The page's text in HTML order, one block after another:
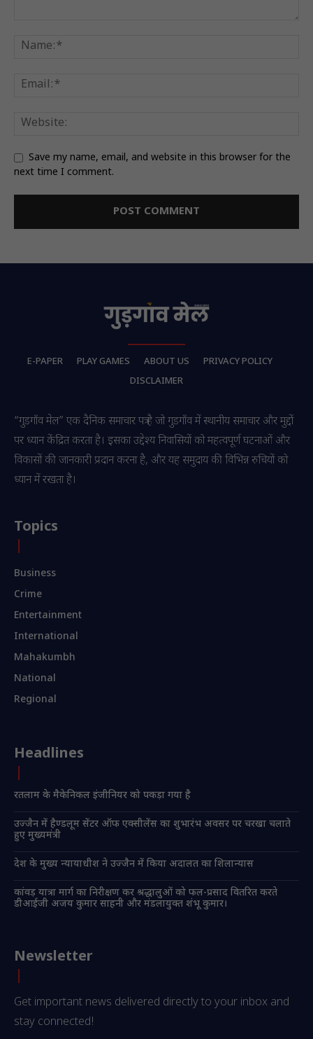
Save my name, email, and website in this browser for the
next time I comment.
E-PAPER PLAY GAMES ABOUT US
PRIVACY POLICY
DISCLAIMER
“गुडगाँव मेल” एक दैनिक समाचार पत्र है जो गुडगाँव में स्थानीय समाचार और मुद्दों
पर ध्यान केंद्रित करता है। इसका उद्देश्य निवासियों को महत्वपूर्ण घटनाओं और
विकासों की जानकारी प्रदान करना है, और यह समुदाय की विभिन्न रुचियों को
ध्यान में रखता है।
Topics
Business
Crime
Entertainment
International
Mahakumbh
National
Regional
Headlines
रतलाम के मैकेनिकल इंजीनियर को पकड़ा गया है
उज्जैन में हैण्डलूम सेंटर ऑफ एक्सीलेंस का शुभारंभ अवसर पर चरखा चलाते
हुए मुख्यमंत्री
देश के मुख्य न्यायाधीश ने उज्जैन में किया अदालत का शिलान्यास
कांवड़ यात्रा मार्ग का निरीक्षण कर श्रद्धालुओं को फल-प्रसाद वितरित करते
डीआईजी अजय कुमार साहनी और मंडलायुक्त शंभू कुमार।
Newsletter
Get important news delivered directly to your inbox and
stay connected!